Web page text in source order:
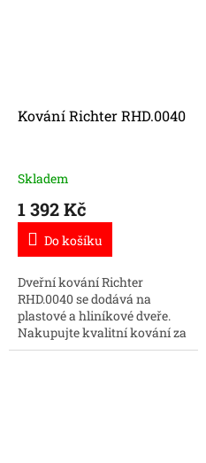
Kování Richter RHD.0040
Skladem
1 392 Kč
Do košíku
Dveřní kování Richter
RHD.0040 se dodává na
plastové a hliníkové dveře.
Nakupujte kvalitní kování za
skvělou cenu.